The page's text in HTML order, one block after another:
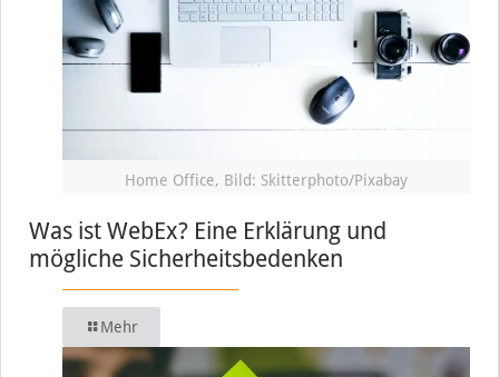
Home Office, Bild: Skitterphoto/Pixabay
Was ist WebEx? Eine Erklärung und
mögliche Sicherheitsbedenken
Mehr